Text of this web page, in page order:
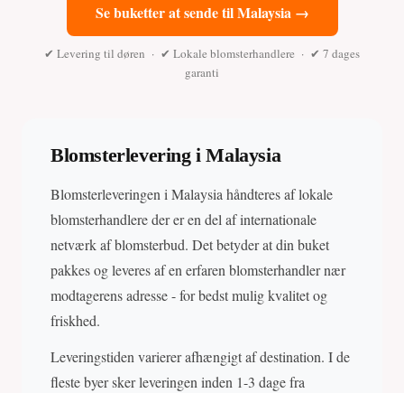
Se buketter at sende til Malaysia →
✔ Levering til døren · ✔ Lokale blomsterhandlere · ✔ 7 dages
garanti
Blomsterlevering i Malaysia
Blomsterleveringen i Malaysia håndteres af lokale
blomsterhandlere der er en del af internationale
netværk af blomsterbud. Det betyder at din buket
pakkes og leveres af en erfaren blomsterhandler nær
modtagerens adresse - for bedst mulig kvalitet og
friskhed.
Leveringstiden varierer afhængigt af destination. I de
fleste byer sker leveringen inden 1-3 dage fra